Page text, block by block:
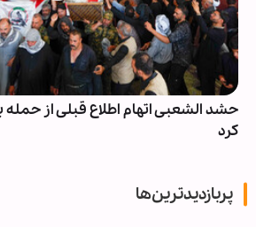
حشد الشعبی اتهام اطلاع قبلی از
کرد
پربازدیدترین‌ها